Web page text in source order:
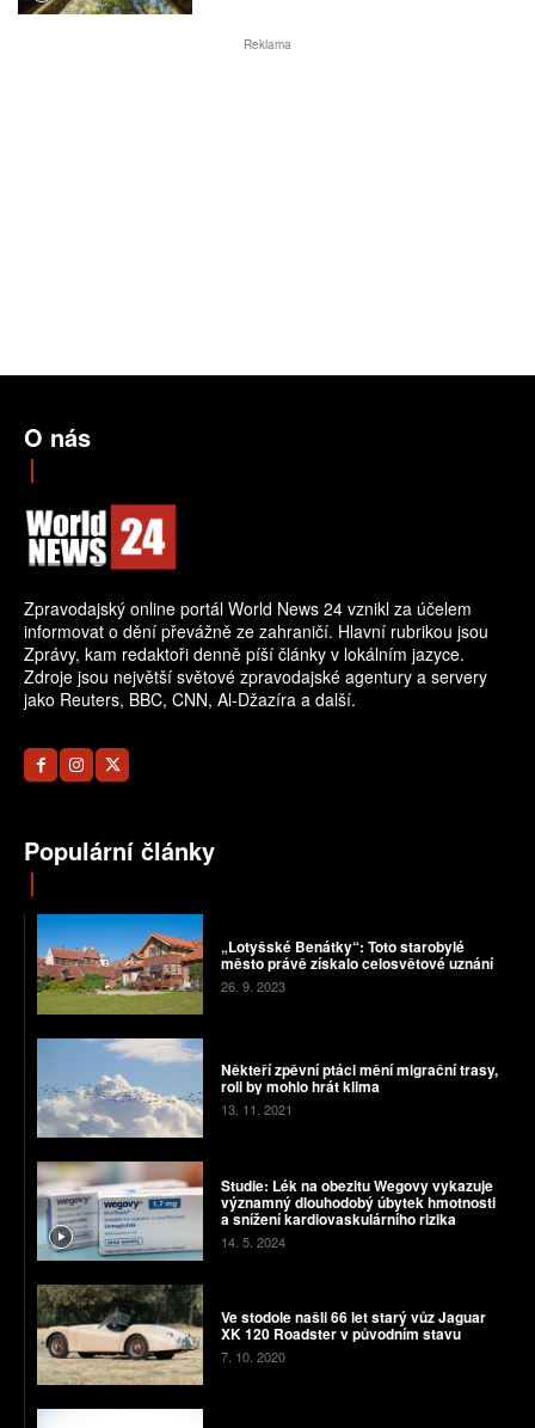
Reklama
O nás
Zpravodajský online portál World News 24 vznikl za účelem
informovat o dění převážně ze zahraničí. Hlavní rubrikou jsou
Zprávy, kam redaktoři denně píší články v lokálním jazyce.
Zdroje jsou největší světové zpravodajské agentury a servery
jako Reuters, BBC, CNN, Al-Džazíra a další.
Populární články
„Lotyšské Benátky“: Toto starobylé
město právě získalo celosvětové uznání
26. 9. 2023
Někteří zpěvní ptáci mění migrační trasy,
roli by mohlo hrát klima
13. 11. 2021
Studie: Lék na obezitu Wegovy vykazuje
významný dlouhodobý úbytek hmotnosti
a snížení kardiovaskulárního rizika
14. 5. 2024
Ve stodole našli 66 let starý vůz Jaguar
XK 120 Roadster v původním stavu
7. 10. 2020